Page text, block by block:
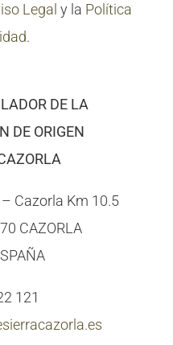
Legal y la Política
.
DE LA
DE ORIGEN
Cazorla Km 10.5
CAZORLA
121